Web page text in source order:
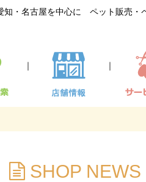
知・名古屋を中心に ペット販売・
｜ ｜
SHOP NEWS